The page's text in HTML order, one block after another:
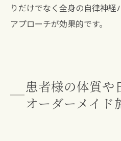
りだけでなく全身の自律神
アプローチが効果的です。
患者様の体質や
オーダーメイド